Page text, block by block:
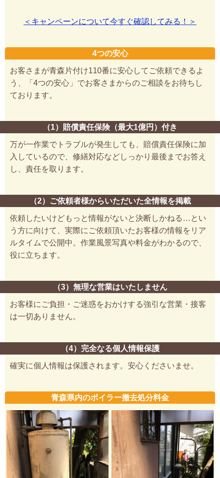
＜キャンペーンについて今すぐ確認してみる！＞
4つの安心
お客さまが青森片付け110番に安心してご依頼できるよ
う、「4つの安心」でお客さまからのご相談をお待ちし
ております。
（1）賠償責任保険（最大1億円）付き
万が一作業でトラブルが発生しても、賠償責任保険に加
入しているので、修繕対応などしっかり最後までお答え
し、責任を取ります。
（2）ご依頼者様からいただいた全情報を掲載
依頼したいけどもっと情報がないと決断しかねる…とい
う方に向けて、実際にご依頼頂いたお客様の情報をリア
ルタイムで公開中。作業風景写真や料金がわかるので、
役に立ちます。
（3）無理な営業はいたしません
お客様にご負担・ご迷惑をおかけする強引な営業・接客
は一切ありません。
（4）完全なる個人情報保護
確実に個人情報は保護されます。安心くださいませ。
青森県内のボイラー撤去処分料金